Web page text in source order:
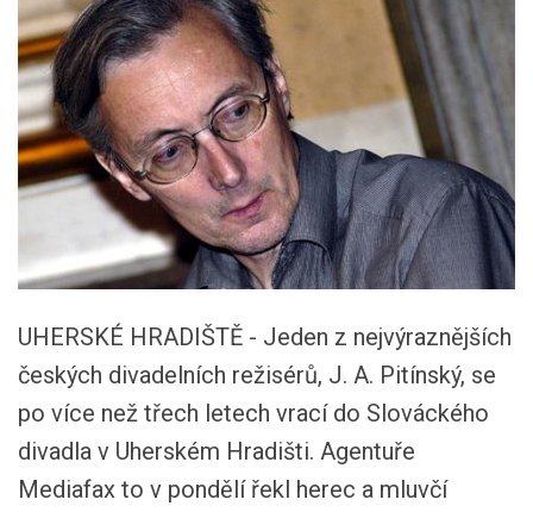
UHERSKÉ HRADIŠTĚ - Jeden z nejvýraznějších
českých divadelních režisérů, J. A. Pitínský, se
po více než třech letech vrací do Slováckého
divadla v Uherském Hradišti. Agentuře
Mediafax to v pondělí řekl herec a mluvčí